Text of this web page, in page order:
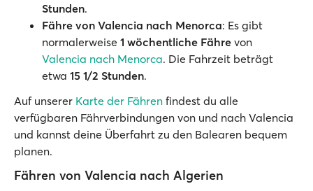
Stunden.
Fähre von Valencia nach Menorca: Es gibt
normalerweise 1 wöchentliche Fähre von
Valencia nach Menorca. Die Fahrzeit beträgt
etwa 15 1/2 Stunden.
Auf unserer Karte der Fähren findest du alle
verfügbaren Fährverbindungen von und nach Valencia
und kannst deine Überfahrt zu den Balearen bequem
planen.
Fähren von Valencia nach Algerien